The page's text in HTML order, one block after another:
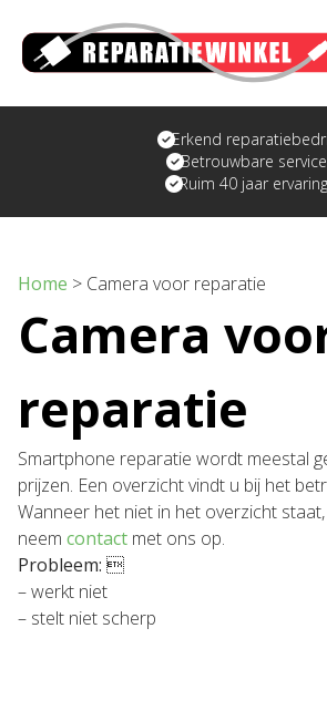
Erkend
Betrouwbare service
Ruim 40 jaar ervaring
Home > Camera voor reparatie
Camera
reparatie
Smartphone reparatie wordt meestal
prijzen. Een overzicht vindt u bij het
Wanneer het niet in het overzicht
neem contact met ons op.
Probleem: 
– werkt niet
– stelt niet scherp